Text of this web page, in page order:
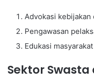
Advokasi
Pengawasan
Edukasi
Sektor